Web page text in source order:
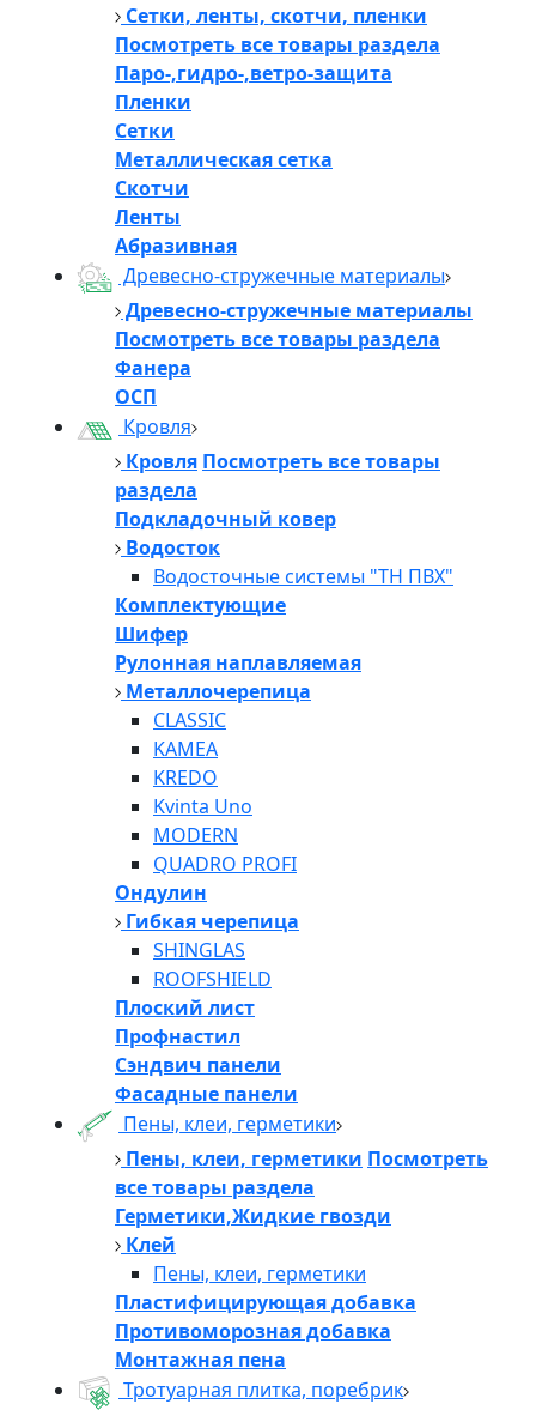
Сетки, ленты, скотчи, пленки
Посмотреть все товары раздела
Паро-,гидро-,ветро-защита
Пленки
Сетки
Металлическая сетка
Скотчи
Ленты
Абразивная
Древесно-стружечные материалы
Древесно-стружечные материалы
Посмотреть все товары раздела
Фанера
ОСП
Кровля
Кровля Посмотреть все товары
раздела
Подкладочный ковер
Водосток
Водосточные системы "ТН ПВХ"
Комплектующие
Шифер
Рулонная наплавляемая
Металлочерепица
CLASSIC
KAMEA
KREDO
Kvinta Uno
MODERN
QUADRO PROFI
Ондулин
Гибкая черепица
SHINGLAS
ROOFSHIELD
Плоский лист
Профнастил
Сэндвич панели
Фасадные панели
Пены, клеи, герметики
Пены, клеи, герметики Посмотреть
все товары раздела
Герметики,Жидкие гвозди
Клей
Пены, клеи, герметики
Пластифицирующая добавка
Противоморозная добавка
Монтажная пена
Тротуарная плитка, поребрик